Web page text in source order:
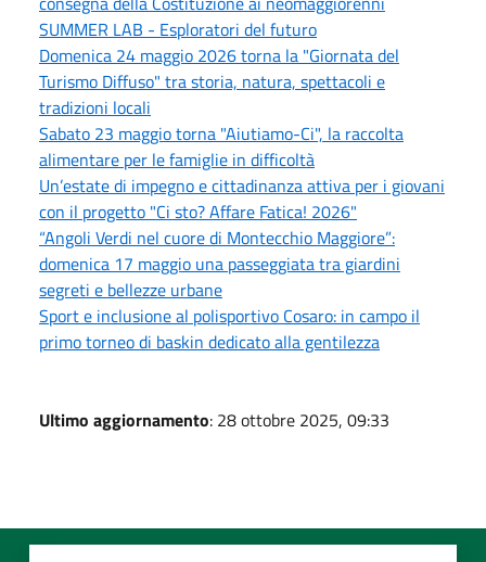
SUMMER LAB - Esploratori del futuro
Domenica 24 maggio 2026 torna la "Giornata del
Turismo Diffuso" tra storia, natura, spettacoli e
tradizioni locali
Sabato 23 maggio torna "Aiutiamo-Ci", la raccolta
alimentare per le famiglie in difficoltà
Un’estate di impegno e cittadinanza attiva per i giovani
con il progetto "Ci sto? Affare Fatica! 2026"
“Angoli Verdi nel cuore di Montecchio Maggiore”:
domenica 17 maggio una passeggiata tra giardini
segreti e bellezze urbane
Sport e inclusione al polisportivo Cosaro: in campo il
primo torneo di baskin dedicato alla gentilezza
Ultimo aggiornamento: 28 ottobre 2025, 09:33